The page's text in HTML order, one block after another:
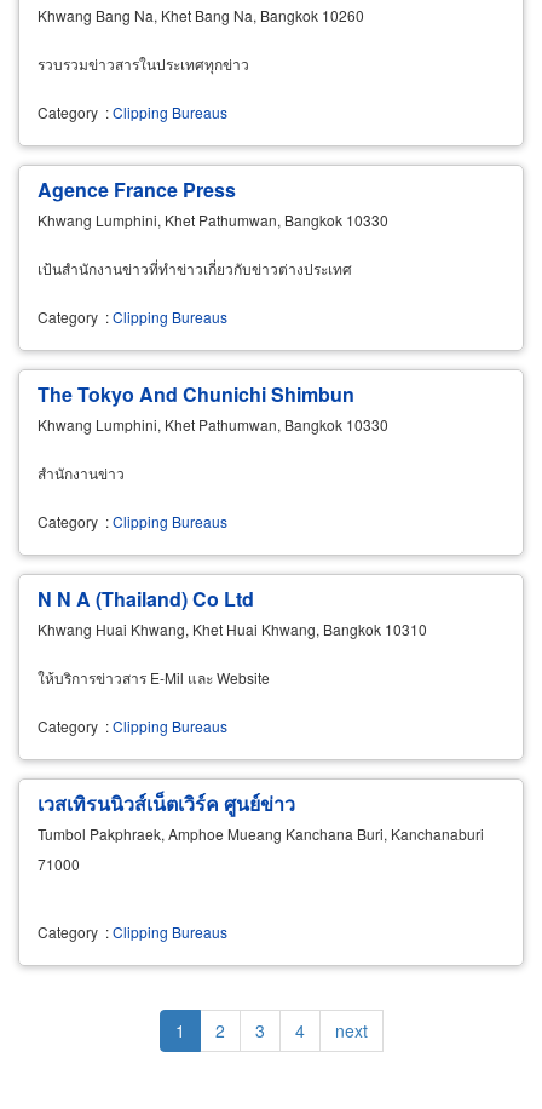
Khwang Bang Na, Khet Bang Na, Bangkok 10260
รวบรวมข่าวสารในประเทศทุกข่าว
Category :Clipping Bureaus
Agence France Press
Khwang Lumphini, Khet Pathumwan, Bangkok 10330
เป้นสำนักงานข่าวที่ทำข่าวเกี่ยวกับข่าวต่างประเทศ
Category :Clipping Bureaus
The Tokyo And Chunichi Shimbun
Khwang Lumphini, Khet Pathumwan, Bangkok 10330
สำนักงานข่าว
Category :Clipping Bureaus
N N A (Thailand) Co Ltd
Khwang Huai Khwang, Khet Huai Khwang, Bangkok 10310
ให้บริการข่าวสาร E-Mil และ Website
Category :Clipping Bureaus
เวสเทิรนนิวส์เน็ตเวิร์ค ศูนย์ข่าว
Tumbol Pakphraek, Amphoe Mueang Kanchana Buri, Kanchanaburi
71000
Category :Clipping Bureaus
Current
page
1 Page
2 Page
3 Page
4
Next
page
next